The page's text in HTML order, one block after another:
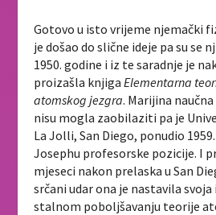
Gotovo u isto vrijeme njemački
je došao do slične ideje pa su se
1950. godine i iz te saradnje je
proizašla knjigaElementarna
atomskog jezgra. Marijina
nisu mogla zaobilaziti pa je
La Jolli, San Diego, ponudio
Josephu profesorske pozicije. I
mjeseci nakon prelaska u San
srčani udar ona je nastavila
stalnom poboljšavanju teorije